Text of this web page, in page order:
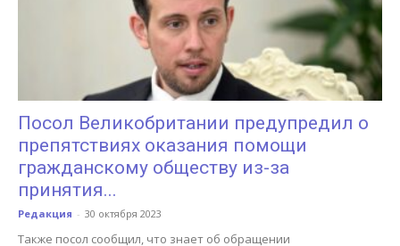
Посол Великобритании предупредил о
препятствиях оказания помощи
гражданскому обществу из-за
принятия...
Редакция - 30 октября 2023
Также посол сообщил, что знает об обращении